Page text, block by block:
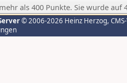
als 400 Punkte. Sie wurde auf
© 2006-2026 Heinz Herzog,